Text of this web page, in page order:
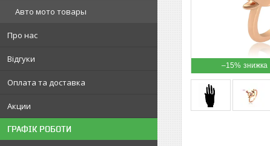
Авто мото товары
Про нас
Відгуки
Оплата та доставка
Акции
ГРАФІК РОБОТИ
–15%